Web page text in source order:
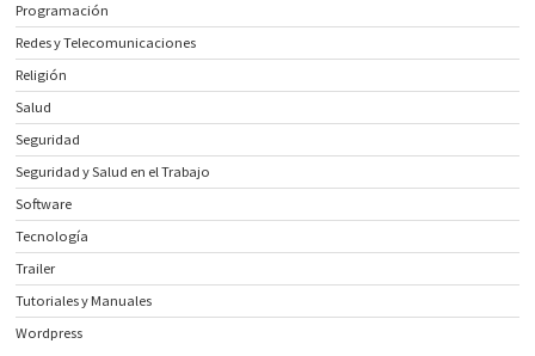
Programación
Redes y Telecomunicaciones
Religión
Salud
Seguridad
Seguridad y Salud en el Trabajo
Software
Tecnología
Trailer
Tutoriales y Manuales
Wordpress